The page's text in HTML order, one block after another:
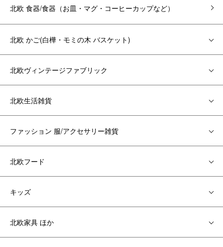
北欧 食器/食器（お皿・マグ・コーヒーカップなど）
北欧 かご(白樺・モミの木 バスケット)
北欧ヴィンテージファブリック
北欧生活雑貨
ファッション 服/アクセサリー雑貨
北欧フード
キッズ
北欧家具 ほか